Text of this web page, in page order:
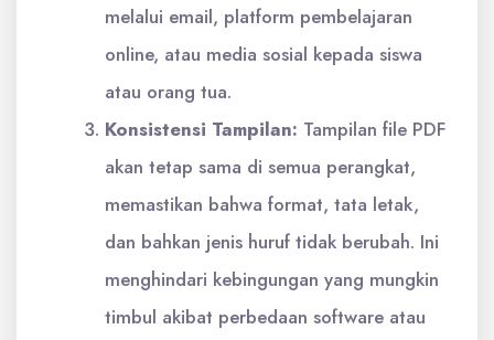
melalui email, platform pembelajaran
online, atau media sosial kepada siswa
atau orang tua.
Konsistensi Tampilan: Tampilan file PDF
akan tetap sama di semua perangkat,
memastikan bahwa format, tata letak,
dan bahkan jenis huruf tidak berubah. Ini
menghindari kebingungan yang mungkin
timbul akibat perbedaan software atau